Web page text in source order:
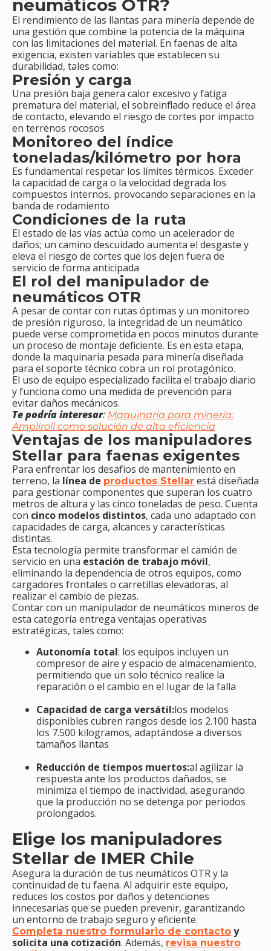
neumáticos OTR?
El rendimiento de las llantas para minería depende de
una gestión que combine la potencia de la máquina
con las limitaciones del material. En faenas de alta
exigencia, existen variables que establecen su
durabilidad, tales como:
Presión y carga
Una presión baja genera calor excesivo y fatiga
prematura del material, el sobreinflado reduce el área
de contacto, elevando el riesgo de cortes por impacto
en terrenos rocosos
Monitoreo del índice
toneladas/kilómetro por hora
Es fundamental respetar los límites térmicos. Exceder
la capacidad de carga o la velocidad degrada los
compuestos internos, provocando separaciones en la
banda de rodamiento
Condiciones de la ruta
El estado de las vías actúa como un acelerador de
daños; un camino descuidado aumenta el desgaste y
eleva el riesgo de cortes que los dejen fuera de
servicio de forma anticipada
El rol del manipulador de
neumáticos OTR
A pesar de contar con rutas óptimas y un monitoreo
de presión riguroso, la integridad de un neumático
puede verse comprometida en pocos minutos durante
un proceso de montaje deficiente. Es en esta etapa,
donde la maquinaria pesada para minería diseñada
para el soporte técnico cobra un rol protagónico.
El uso de equipo especializado facilita el trabajo diario
y funciona como una medida de prevención para
evitar daños mecánicos.
Te podría interesar: Maquinaria para minería:
Ampliroll como solución de alta eficiencia
Ventajas de los manipuladores
Stellar para faenas exigentes
Para enfrentar los desafíos de mantenimiento en
terreno, la línea de productos Stellar está diseñada
para gestionar componentes que superan los cuatro
metros de altura y las cinco toneladas de peso. Cuenta
con cinco modelos distintos, cada uno adaptado con
capacidades de carga, alcances y características
distintas.
Esta tecnología permite transformar el camión de
servicio en una estación de trabajo móvil,
eliminando la dependencia de otros equipos, como
cargadores frontales o carretillas elevadoras, al
realizar el cambio de piezas.
Contar con un manipulador de neumáticos mineros de
esta categoría entrega ventajas operativas
estratégicas, tales como:
Autonomía total: los equipos incluyen un
compresor de aire y espacio de almacenamiento,
permitiendo que un solo técnico realice la
reparación o el cambio en el lugar de la falla
Capacidad de carga versátil:los modelos
disponibles cubren rangos desde los 2.100 hasta
los 7.500 kilogramos, adaptándose a diversos
tamaños llantas
Reducción de tiempos muertos:al agilizar la
respuesta ante los productos dañados, se
minimiza el tiempo de inactividad, asegurando
que la producción no se detenga por periodos
prolongados.
Elige los manipuladores
Stellar de IMER Chile
Asegura la duración de tus neumáticos OTR y la
continuidad de tu faena. Al adquirir este equipo,
reduces los costos por daños y detenciones
innecesarias que se pueden prevenir, garantizando
un entorno de trabajo seguro y eficiente.
Completa nuestro formulario de contacto y
solicita una cotización. Además, revisa nuestro